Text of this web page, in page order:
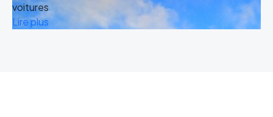
voitures
Lire plus